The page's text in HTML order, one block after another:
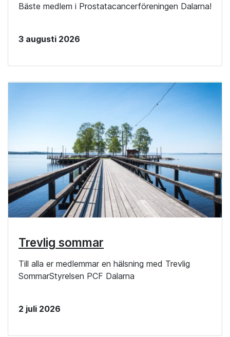
Bäste medlem i Prostatacancerföreningen Dalarna!
3 augusti 2026
Trevlig sommar
Till alla er medlemmar en hälsning med Trevlig
SommarStyrelsen PCF Dalarna
2 juli 2026